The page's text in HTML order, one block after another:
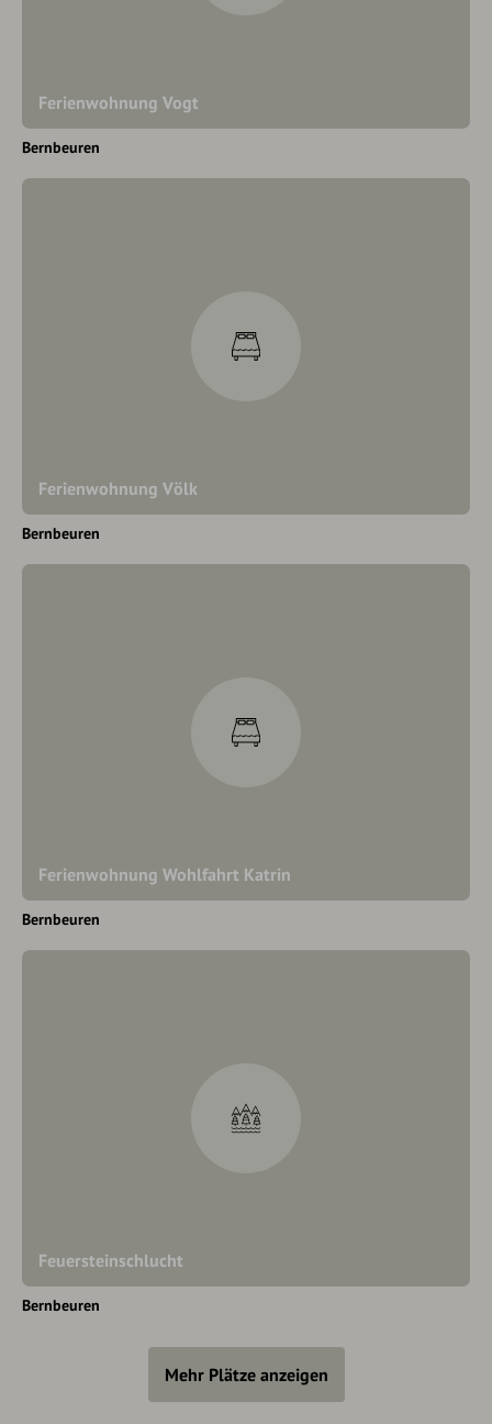
Ferienwohnung Vogt
Bernbeuren
Ferienwohnung Völk
Bernbeuren
Ferienwohnung Wohlfahrt Katrin
Bernbeuren
Feuersteinschlucht
Bernbeuren
Mehr Plätze anzeigen